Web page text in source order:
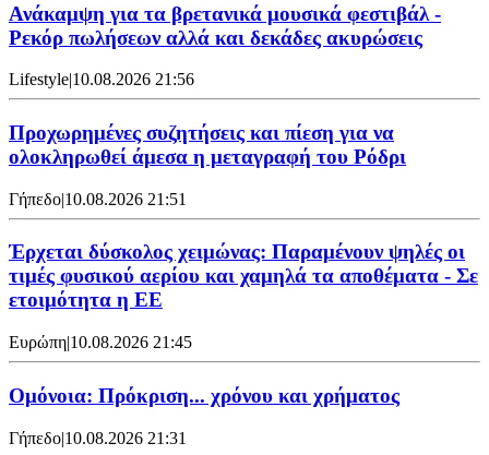
Ανάκαμψη για τα βρετανικά μουσικά φεστιβάλ -
Ρεκόρ πωλήσεων αλλά και δεκάδες ακυρώσεις
Lifestyle|10.08.2026 21:56
Προχωρημένες συζητήσεις και πίεση για να
ολοκληρωθεί άμεσα η μεταγραφή του Ρόδρι
Γήπεδο|10.08.2026 21:51
Έρχεται δύσκολος χειμώνας: Παραμένουν ψηλές οι
τιμές φυσικού αερίου και χαμηλά τα αποθέματα - Σε
ετοιμότητα η ΕΕ
Ευρώπη|10.08.2026 21:45
Ομόνοια: Πρόκριση... χρόνου και χρήματος
Γήπεδο|10.08.2026 21:31